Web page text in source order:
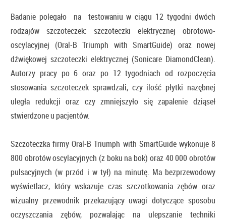
Badanie polegało na testowaniu w ciągu 12 tygodni dwóch
rodzajów szczoteczek: szczoteczki elektrycznej obrotowo-
oscylacyjnej (Oral-B Triumph with SmartGuide) oraz nowej
dźwiękowej szczoteczki elektrycznej (Sonicare DiamondClean).
Autorzy pracy po 6 oraz po 12 tygodniach od rozpoczęcia
stosowania szczoteczek sprawdzali, czy ilość płytki nazębnej
uległa redukcji oraz czy zmniejszyło się zapalenie dziąseł
stwierdzone u pacjentów.
Szczoteczka firmy Oral-B Triumph with SmartGuide wykonuje 8
800 obrotów oscylacyjnych (z boku na bok) oraz 40 000 obrotów
pulsacyjnych (w przód i w tył) na minutę. Ma bezprzewodowy
wyświetlacz, który wskazuje czas szczotkowania zębów oraz
wizualny przewodnik przekazujący uwagi dotyczące sposobu
oczyszczania zębów, pozwalając na ulepszanie techniki